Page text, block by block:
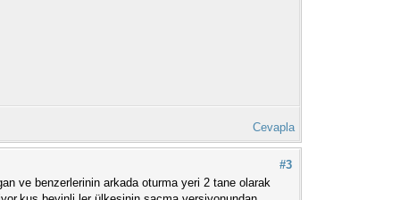
Cevapla
#3
ve benzerlerinin arkada oturma yeri 2 tane olarak